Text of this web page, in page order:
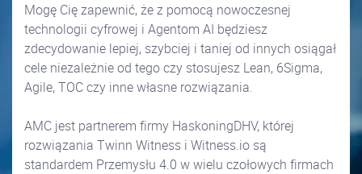
Mogę Cię zapewnić, że z pomocą nowoczesnej
technologii cyfrowej i Agentom AI będziesz
zdecydowanie lepiej, szybciej i taniej od innych osiągał
cele niezależnie od tego czy stosujesz Lean, 6Sigma,
Agile, TOC czy inne własne rozwiązania.
AMC jest partnerem firmy HaskoningDHV, której
rozwiązania Twinn Witness i Witness.io są
standardem Przemysłu 4.0 w wielu czołowych firmach